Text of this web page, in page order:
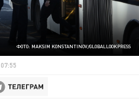
ФОТО: MAKSIM KONSTANTINOV/GLOBALLOOKPRESS